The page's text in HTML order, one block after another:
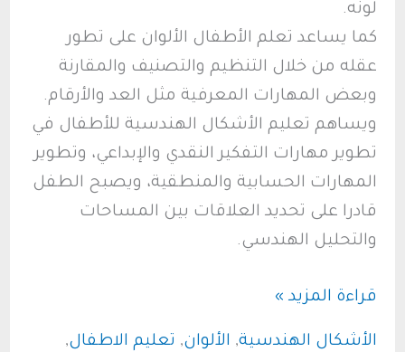
لونه.
كما يساعد تعلم الأطفال الألوان على تطور
عقله من خلال التنظيم والتصنيف والمقارنة
وبعض المهارات المعرفية مثل العد والأرقام.
ويساهم تعليم الأشكال الهندسية للأطفال في
تطوير مهارات التفكير النقدي والإبداعي، وتطوير
المهارات الحسابية والمنطقية، ويصبح الطفل
قادرا على تحديد العلاقات بين المساحات
والتحليل الهندسي.
تعليم
قراءة المزيد »
الأشكال الهندسية, الألوان, تعليم الاطفال,